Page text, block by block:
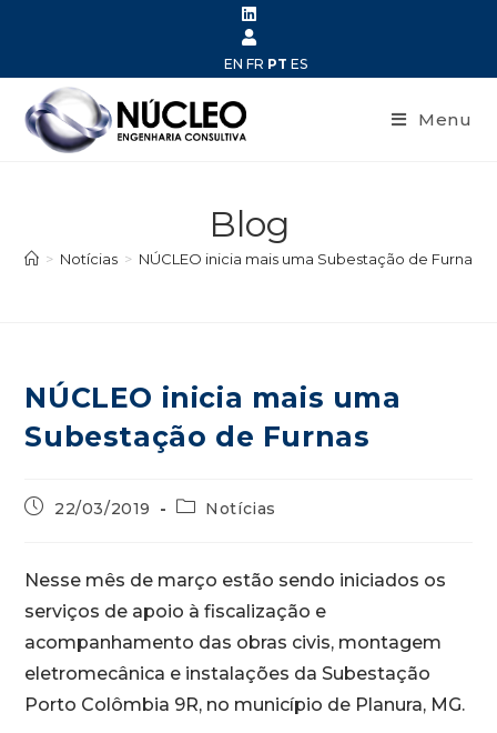
EN FR PT ES
Menu
Blog
> Notícias > NÚCLEO inicia mais uma Subestação de Furnas
NÚCLEO inicia mais uma
Subestação de Furnas
22/03/2019 Notícias
Nesse mês de março estão sendo iniciados os
serviços de apoio à fiscalização e
acompanhamento das obras civis, montagem
eletromecânica e instalações da Subestação
Porto Colômbia 9R, no município de Planura, MG.